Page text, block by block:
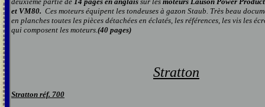
et VM80. Ces moteurs équipent les tondeuses à gazon Staub. Très beau
en planches toutes les pièces détachées en éclatés, les références, les vis les
qui composent les moteurs.(40 pages)
Stratton
Stratton réf. 700